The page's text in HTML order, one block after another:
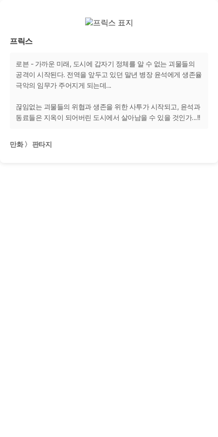
프릭스
로븐 - 가까운 미래, 도시에 갑자기 정체를 알 수 없는 괴물들의
공격이 시작된다. 전역을 앞두고 있던 말년 병장 윤석에게 생존율
극악의 임무가 주어지게 되는데...
끊임없는 괴물들의 위협과 생존을 위한 사투가 시작되고, 윤석과
동료들은 지옥이 되어버린 도시에서 살아남을 수 있을 것인가...!!
만화 〉 판타지